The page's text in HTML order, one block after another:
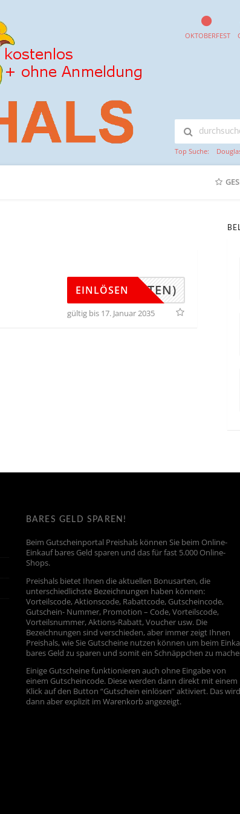
OKTOBERFEST
Top Suche:
(UNTEN)
EINLÖSEN
gültig bis 17. Januar 2035
BARES GELD SPAREN!
Beim Gutscheinportal Preishals können Sie beim Online-
Einkauf bares Geld sparen und das für fast 5.000 Online-
Shops.
Preishals bietet Ihnen die aktuellen Bonusarten, die
unterschiedlichste Bezeichnungen haben können:
Vorteilscode, Aktionscode, Rabattcode, Gutscheincode,
Gutschein- Nummer, Promotion – Code, Vorteilscode,
Vorteilsnummer, Aktions-Rabatt, Voucher usw. Die
Bezeichnungen sind verschieden, aber immer zeigt Ihnen
Preishals, wie Sie Gutscheine nutzen können um beim
bares Geld zu sparen und somit ein Schnäppchen zu
Einige Gutscheine funktionieren auch ohne Eingabe von
einem Gutscheincode. Diese werden dann direkt mit einem
Klick auf den Button “Gutschein einlösen” aktiviert. Das wird
dann aber explizit im Warenkorb angezeigt.